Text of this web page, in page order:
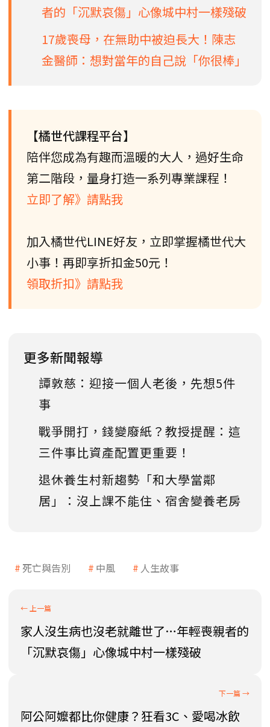
者的「沉默哀傷」心像城中村一樣殘破
17歲喪母，在無助中被迫長大！陳志
金醫師：想對當年的自己說「你很棒」
【橘世代課程平台】
陪伴您成為有趣而溫暖的大人，過好生命
第二階段，量身打造一系列專業課程！
立即了解》請點我
加入橘世代LINE好友，立即掌握橘世代大
小事！再即享折扣金50元！
領取折扣》請點我
更多新聞報導
譚敦慈：迎接一個人老後，先想5件
事
戰爭開打，錢變廢紙？教授提醒：這
三件事比資產配置更重要！
退休養生村新趨勢「和大學當鄰
居」：沒上課不能住、宿舍變養老房
死亡與告別 中風 人生故事
家人沒生病也沒老就離世了…年輕喪親者的
「沉默哀傷」心像城中村一樣殘破
阿公阿嬤都比你健康？狂看3C、愛喝冰飲